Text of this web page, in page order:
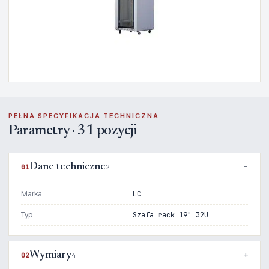
PEŁNA SPECYFIKACJA TECHNICZNA
Parametry · 31 pozycji
01Dane techniczne2
Marka LC
Typ Szafa rack 19" 32U
02Wymiary4